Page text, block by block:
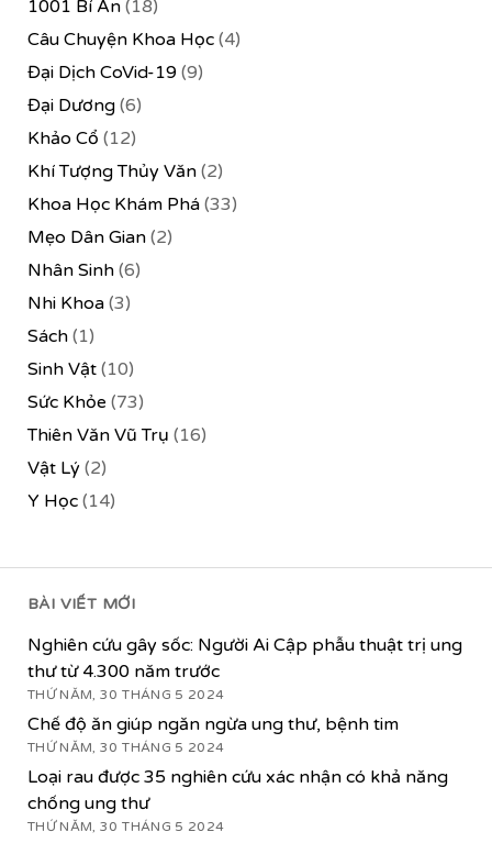
1001 Bí Ẩn(18)
Câu Chuyện Khoa Học(4)
Đại Dịch CoVid-19(9)
Đại Dương(6)
Khảo Cổ (12)
Khí Tượng Thủy Văn(2)
Khoa Học Khám Phá(33)
Mẹo Dân Gian(2)
Nhân Sinh(6)
Nhi Khoa(3)
Sách(1)
Sinh Vật(10)
Sức Khỏe (73)
Thiên Văn Vũ Trụ (16)
Vật Lý (2)
Y Học(14)
BÀI VIẾT MỚI
Nghiên cứu gây sốc: Người Ai Cập phẫu thuật trị ung
thư từ 4.300 năm trước
THỨ NĂM, 30 THÁNG 5 2024
Chế độ ăn giúp ngăn ngừa ung thư, bệnh tim
THỨ NĂM, 30 THÁNG 5 2024
Loại rau được 35 nghiên cứu xác nhận có khả năng
chống ung thư
THỨ NĂM, 30 THÁNG 5 2024